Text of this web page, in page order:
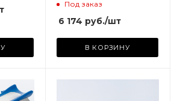
Под заказ
6 174 руб./шт
В КОРЗИНУ